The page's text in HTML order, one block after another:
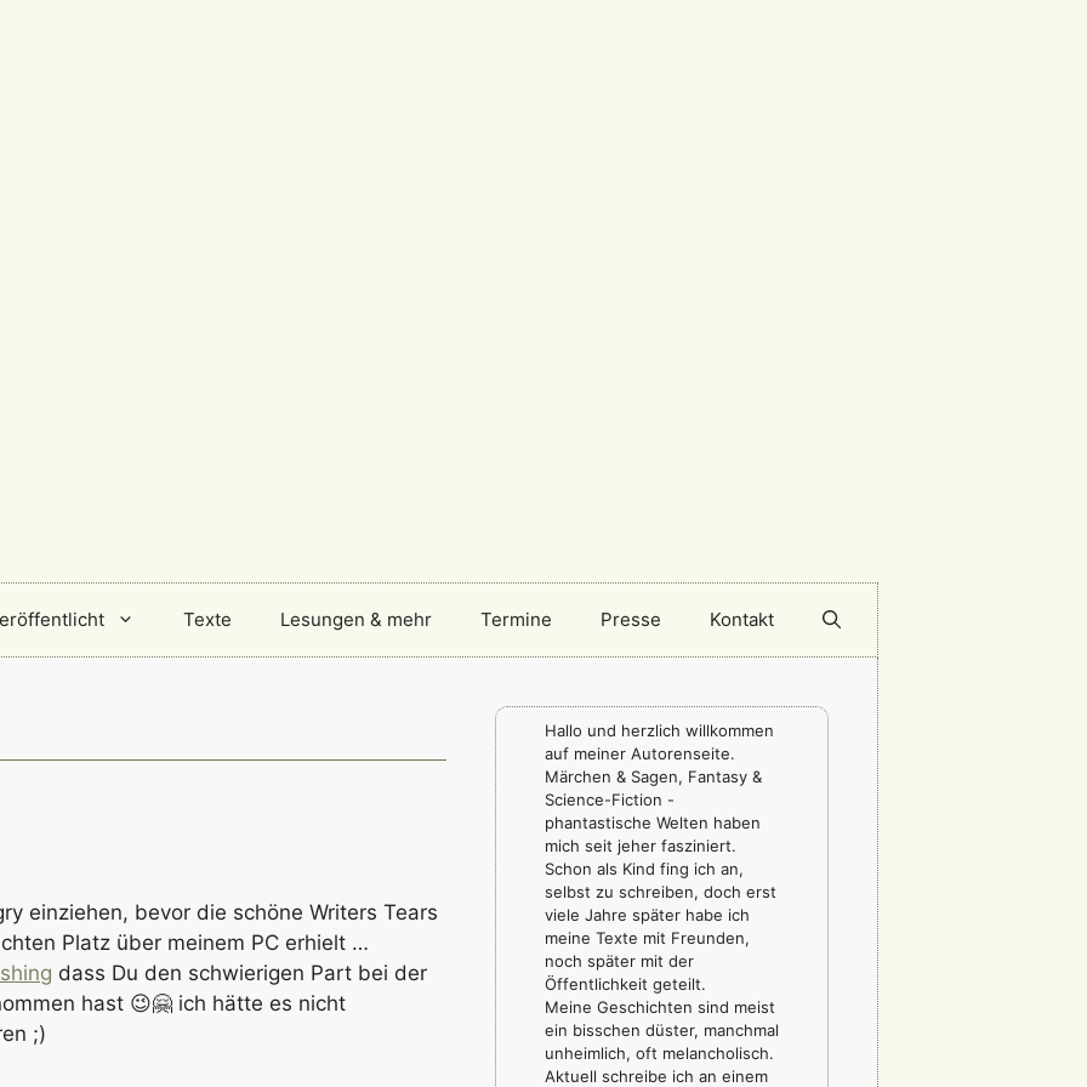
Texte Lesungen & mehr Termine Presse Kontakt
einziehen, bevor die schöne Writers Tears
Platz über meinem PC erhielt …
dass Du den schwierigen Part bei der
hast 😉🤗 ich hätte es nicht
;)
Hallo und herzlich willkommen
auf meiner Autorenseite.
Märchen & Sagen, Fantasy &
Science-Fiction -
phantastische Welten haben
mich seit jeher fasziniert.
Schon als Kind fing ich an,
selbst zu schreiben, doch erst
viele Jahre später habe ich
meine Texte mit Freunden,
noch später mit der
Öffentlichkeit geteilt.
Meine Geschichten sind meist
ein bisschen düster, manchmal
unheimlich, oft melancholisch.
Aktuell schreibe ich an einem